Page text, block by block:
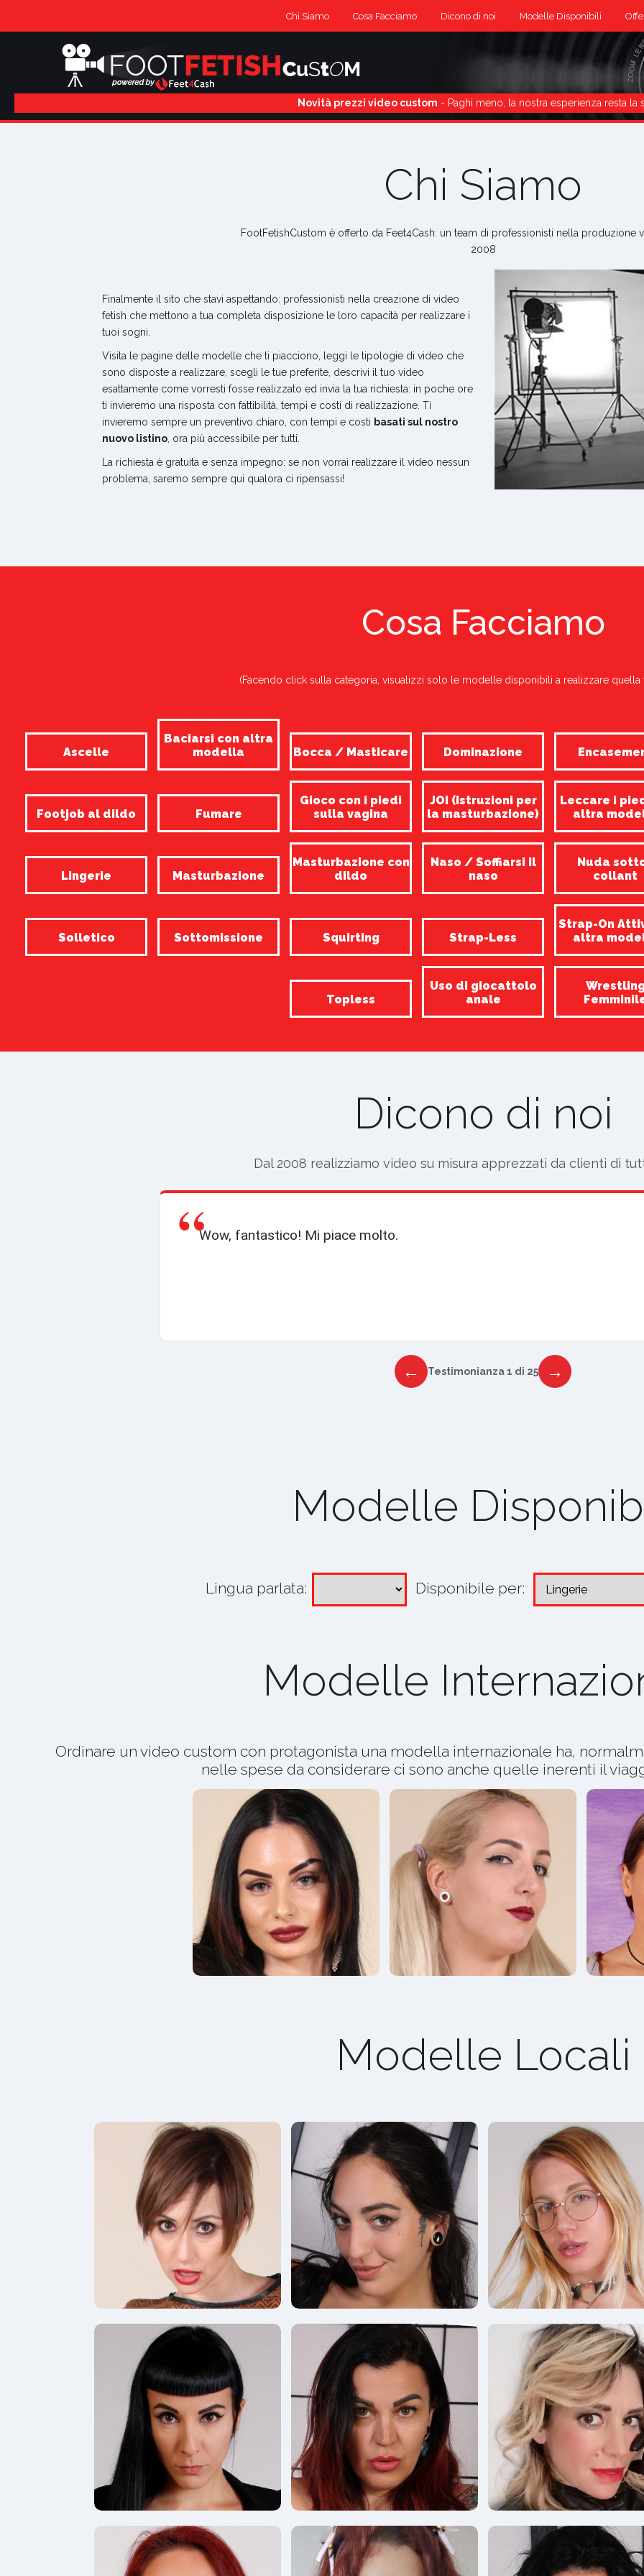
Chi Siamo Cosa Facciamo Dicono di noi Modelle Disponibili
Novità prezzi video custom - Paghi meno, la nostra esperienza resta la
Chi Siamo
FootFetishCustom è offerto da Feet4Cash: un team di professionisti nella produzione
2008
Finalmente il sito che stavi aspettando: professionisti nella creazione di video
fetish che mettono a tua completa disposizione le loro capacità per realizzare i
tuoi sogni.
Visita le pagine delle modelle che ti piacciono, leggi le tipologie di video che
sono disposte a realizzare, scegli le tue preferite, descrivi il tuo video
esattamente come vorresti fosse realizzato ed invia la tua richiesta: in poche ore
ti invieremo una risposta con fattibilità, tempi e costi di realizzazione. Ti
invieremo sempre un preventivo chiaro, con tempi e costi basati sul nostro
nuovo listino , ora più accessibile per tutti.
La richiesta è gratuita e senza impegno: se non vorrai realizzare il video nessun
problema, saremo sempre qui qualora ci ripensassi!
Cosa Facciamo
(Facendo click sulla categoria, visualizzi solo le modelle disponibili a realizzare
Ascelle
Baciarsi con altra
modella
Bocca / Masticare Dominazione
Footjob al dildo Fumare
Gioco con i piedi
sulla vagina
JOI (Istruzioni per
la masturbazione)
Leccare i
altra
Lingerie Masturbazione
Masturbazione con
dildo
Naso / Soffiarsi il
naso
Nuda
collant
Solletico Sottomissione Squirting Strap-Less
Strap-On
altra
Topless
Uso di giocattolo
anale
Dicono di noi
Dal 2008 realizziamo video su misura apprezzati da clienti di
“Wow, fantastico! Mi piace molto.
← Testimonianza 1 di 25 →
Modelle
Lingua parlata: Disponibile per:
Modelle
Ordinare un video custom con protagonista una modella internazionale ha,
nelle spese da considerare ci sono anche quelle inerenti il
Modelle Locali